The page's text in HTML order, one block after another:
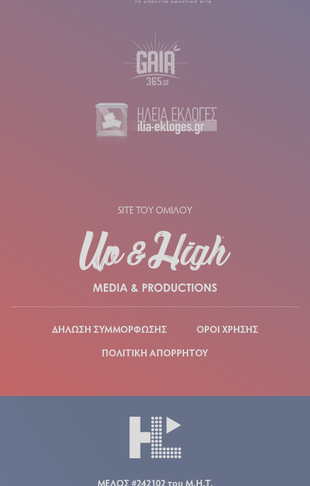
SITE ΤΟΥ ΟΜΙΛΟΥ
ΔΗΛΩΣΗ ΣΥΜΜΟΡΦΩΣΗΣ
ΟΡΟΙ ΧΡΗΣΗΣ
ΠΟΛΙΤΙΚΗ ΑΠΟΡΡΗΤΟΥ
ΜΕΛΟΣ #242102 του Μ.Η.Τ.